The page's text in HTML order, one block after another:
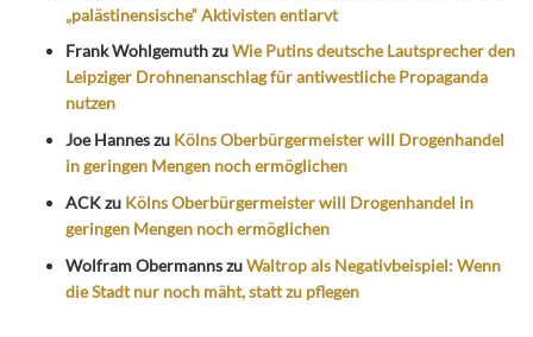
„palästinensische“ Aktivisten entlarvt
Frank WohlgemuthzuWie Putins deutsche Lautsprecher den
Leipziger Drohnenanschlag für antiwestliche Propaganda
nutzen
Joe Hanneszu Kölns Oberbürgermeister will Drogenhandel
in geringen Mengen noch ermöglichen
ACKzu Kölns Oberbürgermeister will Drogenhandel in
geringen Mengen noch ermöglichen
Wolfram ObermannszuWaltrop als Negativbeispiel: Wenn
die Stadt nur noch mäht, statt zu pflegen